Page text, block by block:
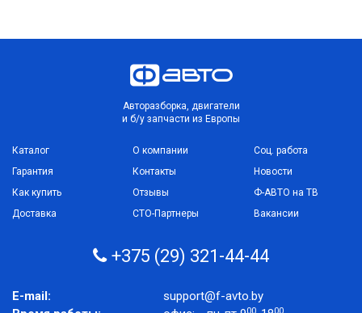
Авторазборка, двигатели
и б/у запчасти из Европы
Каталог
Гарантия
Как купить
Доставка
О компании
Контакты
Отзывы
СТО-Партнеры
Соц. работа
Новости
Ф-АВТО на ТВ
Вакансии
+375 (29) 321-44-44
E-mail:
support@f-avto.by
00 00